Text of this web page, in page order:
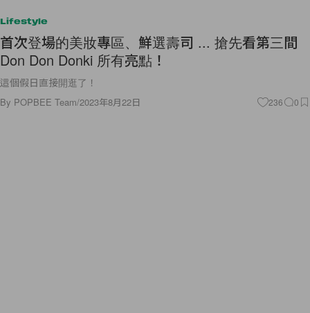
Lifestyle
首次登場的美妝專區、鮮選壽司 ... 搶先看第三間
Don Don Donki 所有亮點！
這個假日直接開逛了！
By POPBEE Team/2023年8月22日 236 0